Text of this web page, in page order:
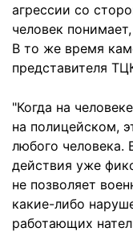
агрессии со
человек
В то же время
представителя
"Когда на
на полицейском,
любого человека.
действия уже
не позволяет
какие-либо
работающих